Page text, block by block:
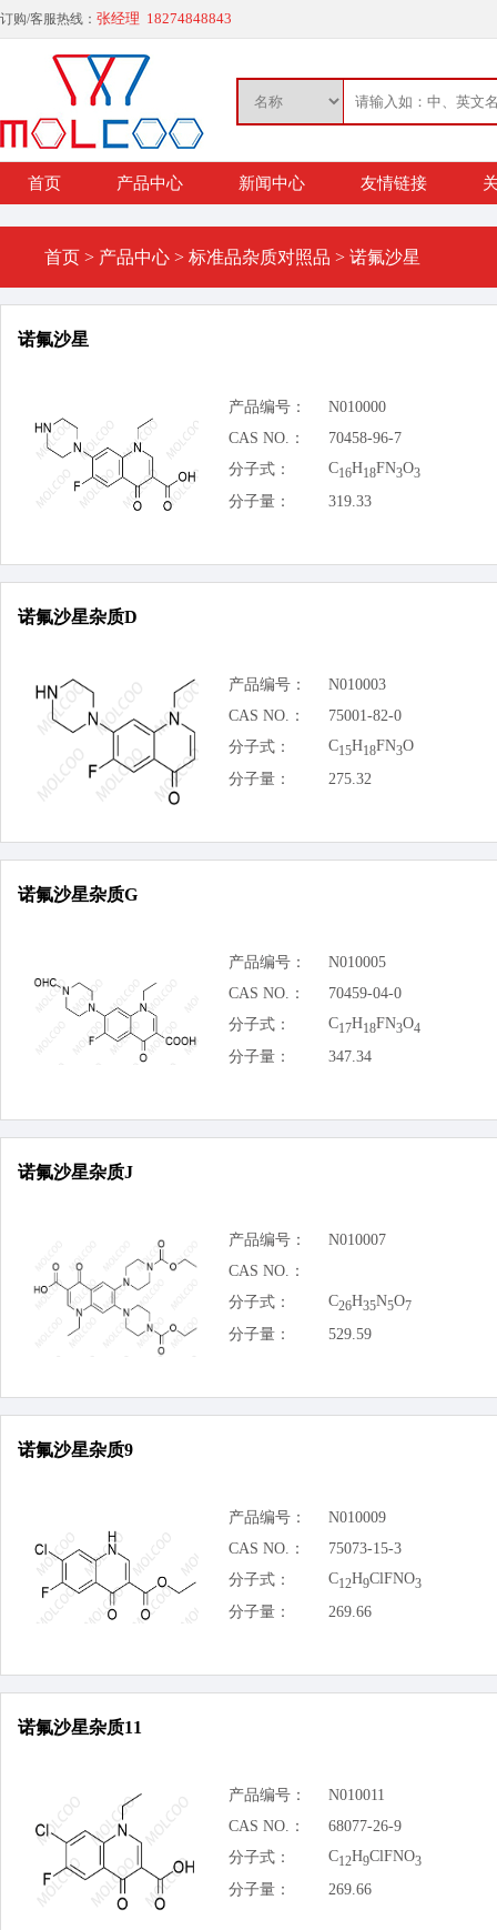
订购/客服热线： 张经理 18274848843
首页 产品中心 新闻中心 友情链接
首页 > 产品中心 > 标准品杂质对照品 > 诺氟沙星
诺氟沙星
产品编号：
N010000
CAS NO.：
70458-96-7
分子式：
C16H18FN3O3
分子量： 319.33
诺氟沙星杂质D
产品编号：
N010003
CAS NO.：
75001-82-0
分子式：
C15H18FN3O
分子量：
275.32
诺氟沙星杂质G
产品编号：
N010005
CAS NO.：
70459-04-0
分子式：
C17H18FN3O4
分子量： 347.34
诺氟沙星杂质J
产品编号：
N010007
CAS NO.：
分子式：
C26H35N5O7
分子量： 529.59
诺氟沙星杂质9
产品编号：
N010009
CAS NO.：
75073-15-3
分子式：
C12H9ClFNO3
分子量： 269.66
诺氟沙星杂质11
产品编号：
N010011
CAS NO.：
68077-26-9
分子式：
C12H9ClFNO3
分子量： 269.66